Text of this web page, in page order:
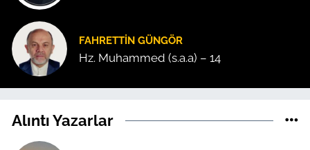
FAHRETTIN GÜNGÖR
Hz. Muhammed (s.a.a) – 14
Alıntı Yazarlar